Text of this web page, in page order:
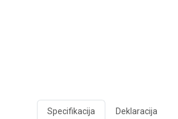
Specifikacija Deklaracija